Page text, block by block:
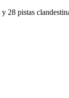
28 pistas